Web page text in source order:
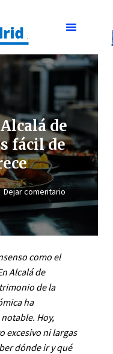
de
fácil de
Dejar comentario
como el
Alcalá de
de la
ha
Hoy,
excesivo ni largas
dónde ir y qué